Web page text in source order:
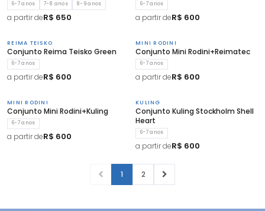
6-7 anos 7-8 anos 8-9 anos
a partir deR$ 650
6-7 anos
a partir deR$ 600
REIMA TEISKO
Conjunto Reima Teisko Green
6-7 anos
a partir deR$ 600
MINI RODINI
Conjunto Mini Rodini+Reimatec
6-7 anos
a partir deR$ 600
MINI RODINI
Conjunto Mini Rodini+Kuling
6-7 anos
a partir deR$ 600
KULING
Conjunto Kuling Stockholm Shell
Heart
6-7 anos
a partir deR$ 600
1 2